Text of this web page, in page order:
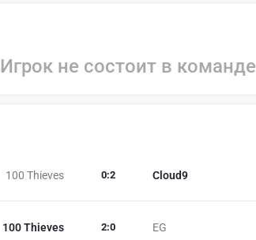
Игрок не состоит в команде
100 Thieves Cloud9
0:2
100 Thieves EG
2:0